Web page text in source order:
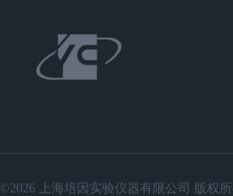
©2026 上海培因实验仪器有限公司 版权所